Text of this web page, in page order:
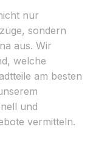
nur
sondern
aus. Wir
welche
am besten
und
vermitteln.